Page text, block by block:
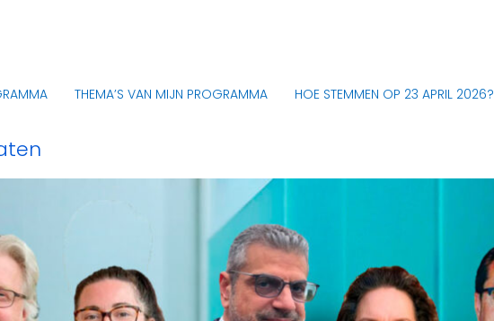
THEMA’S VAN MIJN PROGRAMMA HOE STEMMEN OP 23 APRIL 2026?